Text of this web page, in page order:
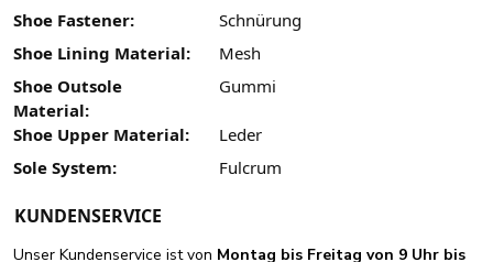
Shoe Fastener:
Schnürung
Shoe Lining Material:
Mesh
Shoe Outsole
Material:
Gummi
Shoe Upper Material:
Leder
Sole System:
Fulcrum
KUNDENSERVICE
Unser Kundenservice ist von Montag bis Freitag von 9 Uhr bis